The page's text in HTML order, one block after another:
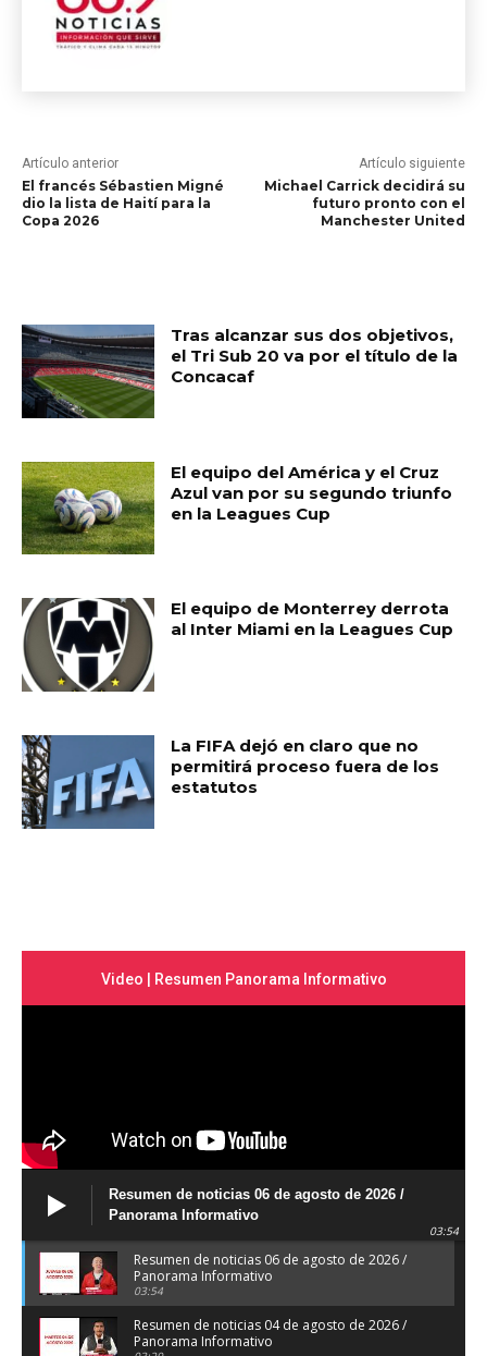
Artículo anterior
El francés Sébastien Migné
dio la lista de Haití para la
Copa 2026
Artículo siguiente
Michael Carrick decidirá su
futuro pronto con el
Manchester United
Tras alcanzar sus dos objetivos,
el Tri Sub 20 va por el título de la
Concacaf
El equipo del América y el Cruz
Azul van por su segundo triunfo
en la Leagues Cup
El equipo de Monterrey derrota
al Inter Miami en la Leagues Cup
La FIFA dejó en claro que no
permitirá proceso fuera de los
estatutos
Video | Resumen Panorama Informativo
Resumen de noticias 06 de agosto de 2026 /
Panorama Informativo
03:54
Resumen de noticias 06 de agosto de 2026 /
Panorama Informativo
03:54
Resumen de noticias 04 de agosto de 2026 /
Panorama Informativo